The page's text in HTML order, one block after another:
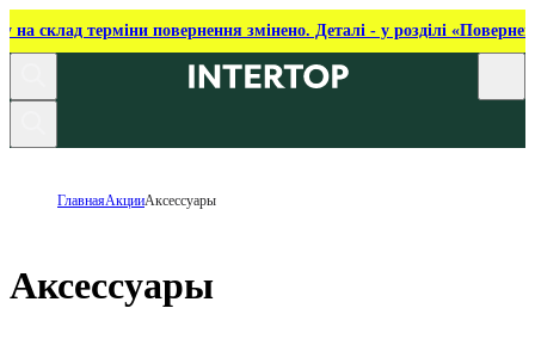
на склад терміни повернення змінено. Деталі - у розділі
ГлавнаяАкцииАксессуары
Аксессуары